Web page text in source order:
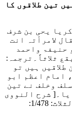
تین طلاقوں کا
یحی بن شرف
قال لامرأتہ انت
حنیفۃ واحمد
ثلاثاً ۔ترجمہ:
ہیں تو
امام اعظم ابو
وخلف نے تین
[ شرح النووی
علی المسلم، کتاب الطلاق، باب طلاق الثلاث: 1/478: